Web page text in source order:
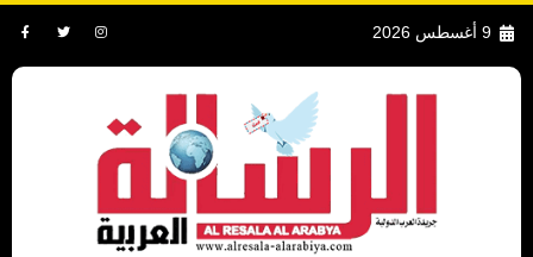
9 أغسطس 2026